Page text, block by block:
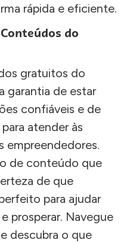
rápida e eficiente.
do
gratuitos do
garantia de estar
confiáveis e de
atender às
empreendedores.
de conteúdo que
de que
para ajudar
prosperar. Navegue
descubra o que